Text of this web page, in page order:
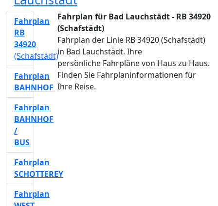
Fahrplan für Bad Lauchstädt - RB 34920
(Schafstädt)
Fahrplan der Linie RB 34920 (Schafstädt)
in Bad Lauchstädt. Ihre
persönliche Fahrpläne von Haus zu Haus.
Finden Sie Fahrplaninformationen für
Ihre Reise.
Fahrplan
RB
34920
(Schafstädt)
Fahrplan
BAHNHOF
Fahrplan
BAHNHOF
/
BUS
Fahrplan
SCHOTTEREY
Fahrplan